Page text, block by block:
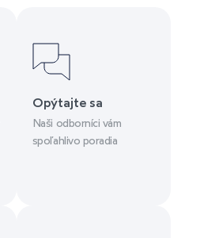
Opýtajte sa
Naši odborníci vám
spoľahlivo poradia